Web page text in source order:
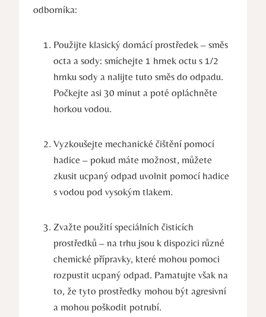
odborníka:
Použijte klasický domácí prostředek – směs
octa a sody: smíchejte 1 hrnek octu s 1/2
hrnku sody a nalijte tuto směs do odpadu.
Počkejte asi 30 minut a poté opláchněte
horkou vodou.
Vyzkoušejte mechanické čištění pomocí
hadice – pokud máte možnost, můžete
zkusit ucpaný odpad uvolnit pomocí hadice
s vodou pod vysokým tlakem.
Zvažte použití speciálních čisticích
prostředků – na trhu jsou k dispozici různé
chemické přípravky, které mohou pomoci
rozpustit ucpaný odpad. Pamatujte však na
to, že tyto prostředky mohou být agresivní
a mohou poškodit potrubí.